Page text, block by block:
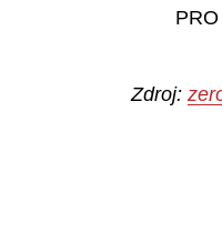
Zdroj: